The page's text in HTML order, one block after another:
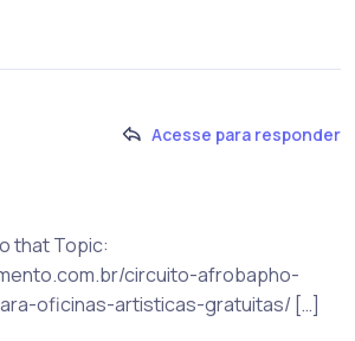
Acesse para responder
that Topic:
circuito-afrobapho-
oficinas-artisticas-gratuitas/ […]